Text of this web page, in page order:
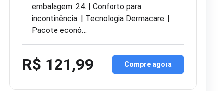
embalagem: 24. | Conforto para
incontinência. | Tecnologia Dermacare. |
Pacote econô…
R$ 121,99 Compre agora